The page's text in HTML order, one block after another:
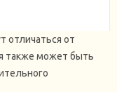
отличаться от
также может быть